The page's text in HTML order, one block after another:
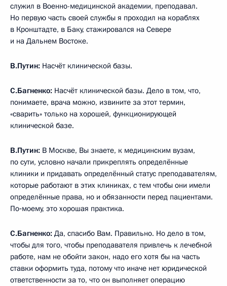
служил в Военно-медицинской академии, преподавал.
Но первую часть своей службы я проходил на кораблях
в Кронштадте, в Баку, стажировался на Севере
и на Дальнем Востоке.
В.Путин: Насчёт клинической базы.
С.Багненко: Насчёт клинической базы. Дело в том, что,
понимаете, врача можно, извините за этот термин,
«сварить» только на хорошей, функционирующей
клинической базе.
В.Путин: В Москве, Вы знаете, к медицинским вузам,
по сути, условно начали прикреплять определённые
клиники и придавать определённый статус преподавателям,
которые работают в этих клиниках, с тем чтобы они имели
определённые права, но и обязанности перед пациентами.
По‑моему, это хорошая практика.
С.Багненко: Да, спасибо Вам. Правильно. Но дело в том,
чтобы для того, чтобы преподавателя привлечь к лечебной
работе, нам не обойти закон, надо его хотя бы на часть
ставки оформить туда, потому что иначе нет юридической
ответственности за то, что он выполняет операцию